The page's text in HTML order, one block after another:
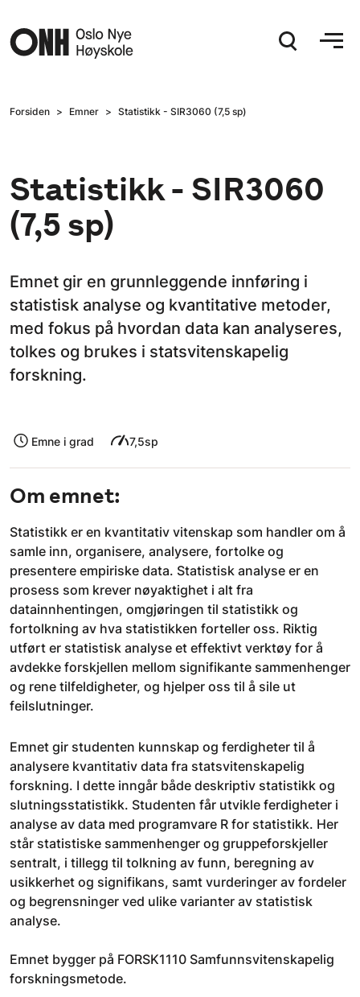
Forsiden Emner Statistikk - SIR3060 (7,5 sp)
Statistikk - SIR3060
(7,5 sp)
Emnet gir en grunnleggende innføring i
statistisk analyse og kvantitative metoder,
med fokus på hvordan data kan analyseres,
tolkes og brukes i statsvitenskapelig
forskning.
Emne i grad 7,5sp
Om emnet:
Statistikk er en kvantitativ vitenskap som handler om å
samle inn, organisere, analysere, fortolke og
presentere empiriske data. Statistisk analyse er en
prosess som krever nøyaktighet i alt fra
datainnhentingen, omgjøringen til statistikk og
fortolkning av hva statistikken forteller oss. Riktig
utført er statistisk analyse et effektivt verktøy for å
avdekke forskjellen mellom signifikante sammenhenger
og rene tilfeldigheter, og hjelper oss til å sile ut
feilslutninger.
Emnet gir studenten kunnskap og ferdigheter til å
analysere kvantitativ data fra statsvitenskapelig
forskning. I dette inngår både deskriptiv statistikk og
slutningsstatistikk. Studenten får utvikle ferdigheter i
analyse av data med programvare R for statistikk. Her
står statistiske sammenhenger og gruppeforskjeller
sentralt, i tillegg til tolkning av funn, beregning av
usikkerhet og signifikans, samt vurderinger av fordeler
og begrensninger ved ulike varianter av statistisk
analyse.
Emnet bygger på FORSK1110 Samfunnsvitenskapelig
forskningsmetode.